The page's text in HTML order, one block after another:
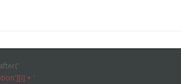
+ '